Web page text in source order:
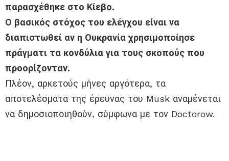
παρασχέθηκε στο Κίεβο.
Ο βασικός στόχος του ελέγχου είναι να
διαπιστωθεί αν η Ουκρανία χρησιμοποίησε
πράγματι τα κονδύλια για τους σκοπούς που
προορίζονταν.
Πλέον, αρκετούς μήνες αργότερα, τα
αποτελέσματα της έρευνας του Musk αναμένεται
να δημοσιοποιηθούν, σύμφωνα με τον Doctorow.